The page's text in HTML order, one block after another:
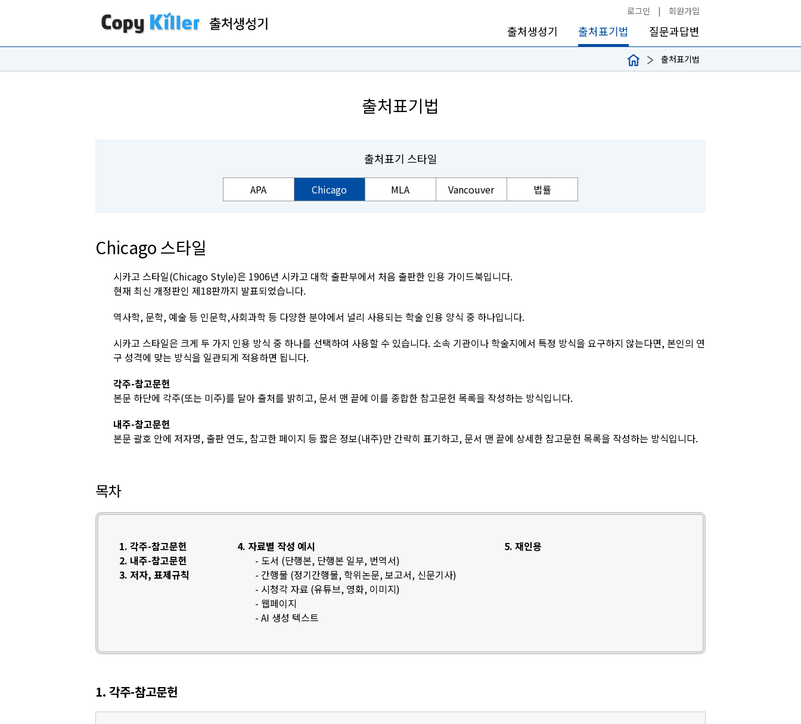
로그인 | 회원가입
출처생성기 출처표기법 질문과답변
출처표기법
출처표기법
출처표기 스타일
APA Chicago MLA Vancouver 법률
Chicago 스타일
시카고 스타일(Chicago Style)은 1906년 시카고 대학 출판부에서 처음 출판한 인용 가이드북입니다.
현재 최신 개정판인 제18판까지 발표되었습니다.
역사학, 문학, 예술 등 인문학,사회과학 등 다양한 분야에서 널리 사용되는 학술 인용 양식 중 하나입니다.
시카고 스타일은 크게 두 가지 인용 방식 중 하나를 선택하여 사용할 수 있습니다. 소속 기관이나 학술지에서 특정 방식을 요구하지 않는다면, 본인의 연
구 성격에 맞는 방식을 일관되게 적용하면 됩니다.
각주-참고문헌
본문 하단에 각주(또는 미주)를 달아 출처를 밝히고, 문서 맨 끝에 이를 종합한 참고문헌 목록을 작성하는 방식입니다.
내주-참고문헌
본문 괄호 안에 저자명, 출판 연도, 참고한 페이지 등 짧은 정보(내주)만 간략히 표기하고, 문서 맨 끝에 상세한 참고문헌 목록을 작성하는 방식입니다.
목차
1. 각주-참고문헌
2. 내주-참고문헌
3. 저자, 표제규칙
4. 자료별 작성 예시
- 도서 (단행본, 단행본 일부, 번역서)
- 간행물 (정기간행물, 학위논문, 보고서, 신문기사)
- 시청각 자료 (유튜브, 영화, 이미지)
- 웹페이지
- AI 생성 텍스트
5. 재인용
1. 각주-참고문헌